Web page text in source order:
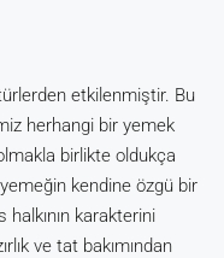
etkilenmiştir. Bu
herhangi bir yemek
birlikte oldukça
kendine özgü bir
halkının karakterini
ve tat bakımından